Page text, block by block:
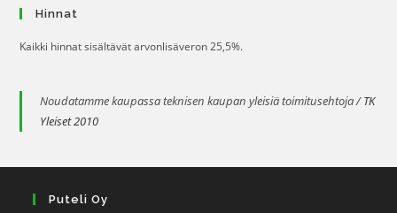
Hinnat
Kaikki hinnat sisältävät arvonlisäveron 25,5%.
Noudatamme kaupassa teknisen kaupan yleisiä toimitusehtoja /TK
Yleiset 2010
Puteli Oy